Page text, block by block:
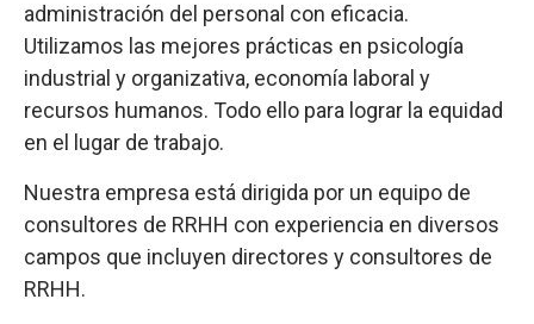
administración del personal con eficacia.
Utilizamos las mejores prácticas en psicología
industrial y organizativa, economía laboral y
recursos humanos. Todo ello para lograr la equidad
en el lugar de trabajo.
Nuestra empresa está dirigida por un equipo de
consultores de RRHH con experiencia en diversos
campos que incluyen directores y consultores de
RRHH.